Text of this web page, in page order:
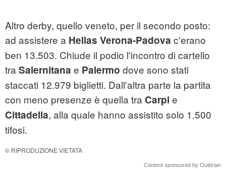
Altro derby, quello veneto, per il secondo posto:
ad assistere a Hellas Verona-Padova c'erano
ben 13.503. Chiude il podio l'incontro di cartello
tra Salernitana e Palermo dove sono stati
staccati 12.979 biglietti. Dall'altra parte la partita
con meno presenze è quella tra Carpi e
Cittadella, alla quale hanno assistito solo 1.500
tifosi.
© RIPRODUZIONE VIETATA
Content sponsored by Outbrain